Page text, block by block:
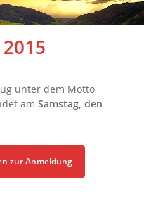
unter dem Motto
am Samstag, den
zur Anmeldung